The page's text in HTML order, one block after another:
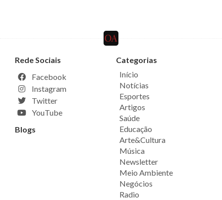
Rede Sociais
Facebook
Instagram
Twitter
YouTube
Blogs
Categorias
Início
Notícias
Esportes
Artigos
Saúde
Educação
Arte&Cultura
Música
Newsletter
Meio Ambiente
Negócios
Radio